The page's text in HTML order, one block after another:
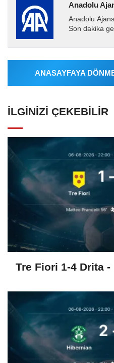
Anadolu
Anadolu
Son dakika
Ajansı
ANASAYFAYA
İLGINIZI ÇEKEBILIR
Tre Fiori 1-4 Drita